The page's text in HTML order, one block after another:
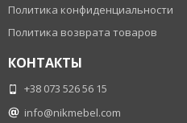
Политика конфиденциальности
Политика возврата товаров
КОНТАКТЫ
+38 073 526 56 15
info@nikmebel.com